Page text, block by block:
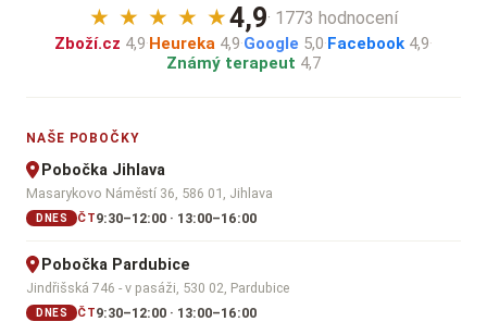
★ ★ ★ ★ ★4,9· 1773 hodnocení
Zboží.cz 4,9·Heureka 4,9·Google 5,0·Facebook 4,9·
Známý terapeut 4,7
NAŠE POBOČKY
Pobočka Jihlava
Masarykovo Náměstí 36, 586 01, Jihlava
DNES ČT9:30–12:00 · 13:00–16:00
Pobočka Pardubice
Jindřišská 746 - v pasáži, 530 02, Pardubice
DNES ČT9:30–12:00 · 13:00–16:00